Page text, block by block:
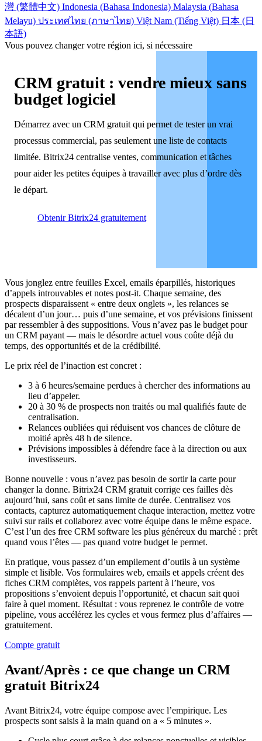
灣 (繁體中文) Indonesia (Bahasa Indonesia) Malaysia (Bahasa
Melayu) ประเทศไทย (ภาษาไทย) Việt Nam (Tiếng Việt) 日本 (日
本語)
Vous pouvez changer votre région ici, si nécessaire
CRM gratuit : vendre mieux sans
budget logiciel
Démarrez avec un CRM gratuit qui permet de tester un vrai
processus commercial, pas seulement une liste de contacts
limitée. Bitrix24 centralise ventes, communication et tâches
pour aider les petites équipes à travailler avec plus d’ordre dès
le départ.
Obtenir Bitrix24 gratuitement
Vous jonglez entre feuilles Excel, emails éparpillés, historiques
d’appels introuvables et notes post-it. Chaque semaine, des
prospects disparaissent « entre deux onglets », les relances se
décalent d’un jour… puis d’une semaine, et vos prévisions finissent
par ressembler à des suppositions. Vous n’avez pas le budget pour
un CRM payant — mais le désordre actuel vous coûte déjà du
temps, des opportunités et de la crédibilité.
Le prix réel de l’inaction est concret :
3 à 6 heures/semaine perdues à chercher des informations au
lieu d’appeler.
20 à 30 % de prospects non traités ou mal qualifiés faute de
centralisation.
Relances oubliées qui réduisent vos chances de clôture de
moitié après 48 h de silence.
Prévisions impossibles à défendre face à la direction ou aux
investisseurs.
Bonne nouvelle : vous n’avez pas besoin de sortir la carte pour
changer la donne. Bitrix24 CRM gratuit corrige ces failles dès
aujourd’hui, sans coût et sans limite de durée. Centralisez vos
contacts, capturez automatiquement chaque interaction, mettez votre
suivi sur rails et collaborez avec votre équipe dans le même espace.
C’est l’un des free CRM software les plus généreux du marché : prêt
quand vous l’êtes — pas quand votre budget le permet.
En pratique, vous passez d’un empilement d’outils à un système
simple et lisible. Vos formulaires web, emails et appels créent des
fiches CRM complètes, vos rappels partent à l’heure, vos
propositions s’envoient depuis l’opportunité, et chacun sait quoi
faire à quel moment. Résultat : vous reprenez le contrôle de votre
pipeline, vous accélérez les cycles et vous fermez plus d’affaires —
gratuitement.
Compte gratuit
Avant/Après : ce que change un CRM
gratuit Bitrix24
Avant Bitrix24, votre équipe compose avec l’empirique. Les
prospects sont saisis à la main quand on a « 5 minutes ».